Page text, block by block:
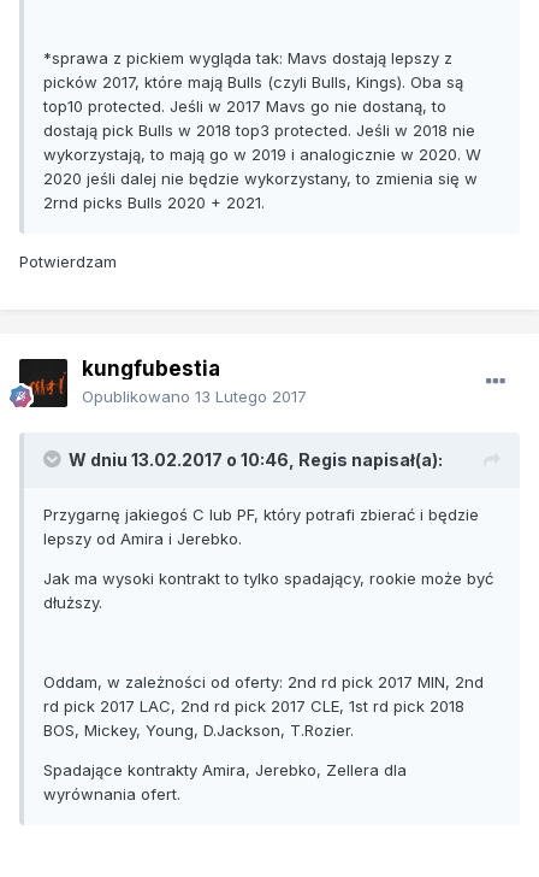
*sprawa z pickiem wygląda tak: Mavs dostają lepszy z
picków 2017, które mają Bulls (czyli Bulls, Kings). Oba są
top10 protected. Jeśli w 2017 Mavs go nie dostaną, to
dostają pick Bulls w 2018 top3 protected. Jeśli w 2018 nie
wykorzystają, to mają go w 2019 i analogicznie w 2020. W
2020 jeśli dalej nie będzie wykorzystany, to zmienia się w
2rnd picks Bulls 2020 + 2021.
Potwierdzam
kungfubestia
Opublikowano 13 Lutego 2017
W dniu 13.02.2017 o 10:46, Regis napisał(a):
Przygarnę jakiegoś C lub PF, który potrafi zbierać i będzie
lepszy od Amira i Jerebko.
Jak ma wysoki kontrakt to tylko spadający, rookie może być
dłuższy.
Oddam, w zależności od oferty: 2nd rd pick 2017 MIN, 2nd
rd pick 2017 LAC, 2nd rd pick 2017 CLE, 1st rd pick 2018
BOS, Mickey, Young, D.Jackson, T.Rozier.
Spadające kontrakty Amira, Jerebko, Zellera dla
wyrównania ofert.